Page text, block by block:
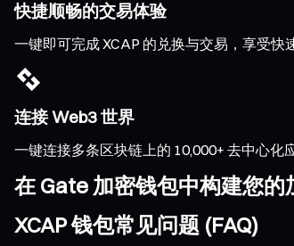
快捷顺畅的交易体验
一键即可完成 XCAP 的兑换与交易，享受快
连接 Web3 世界
一键连接多条区块链上的 10,000+ 去中心化
在 Gate 加密钱包中构建您的
XCAP 钱包常见问题 (FAQ)